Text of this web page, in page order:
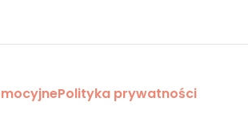
Polityka prywatności